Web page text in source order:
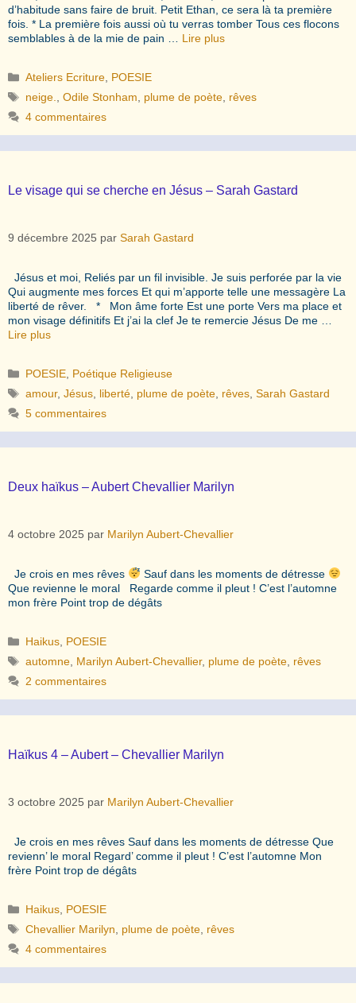
d’habitude sans faire de bruit. Petit Ethan, ce sera là ta première
fois. * La première fois aussi où tu verras tomber Tous ces flocons
semblables à de la mie de pain … Lire plus
Catégories
Ateliers Ecriture POESIE
Étiquettes
neige. ,Odile Stonham plume de poète rêves
4 commentaires
Le visage qui se cherche en Jésus – Sarah Gastard
9 décembre 2025 par Sarah Gastard
Jésus et moi, Reliés par un fil invisible. Je suis perforée par la vie
Qui augmente mes forces Et qui m’apporte telle une messagère La
liberté de rêver. * Mon âme forte Est une porte Vers ma place et
mon visage définitifs Et j’ai la clef Je te remercie Jésus De me …
Lire plus
Catégories
POESIE Poétique Religieuse
Étiquettes
amour,Jésus liberté plume de poète rêves ,Sarah Gastard
5 commentaires
Deux haïkus – Aubert Chevallier Marilyn
4 octobre 2025 par Marilyn Aubert-Chevallier
Je crois en mes rêves
Sauf dans les moments de détresse
Que revienne le moral Regarde comme il pleut ! C’est l’automne
mon frère Point trop de dégâts
Catégories
Haikus POESIE
Étiquettes
automne Marilyn Aubert-Chevallier, plume de poète rêves
2 commentaires
Haïkus 4 – Aubert – Chevallier Marilyn
3 octobre 2025 par Marilyn Aubert-Chevallier
Je crois en mes rêves Sauf dans les moments de détresse Que
revienn’ le moral Regard’ comme il pleut ! C’est l’automne Mon
frère Point trop de dégâts
Catégories
Haikus POESIE
Étiquettes
Chevallier Marilyn plume de poète rêves
4 commentaires